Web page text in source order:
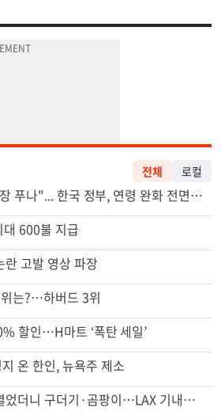
대 600불 지급
란 고발 영상 파장
는?…하버드 3위
할인…H마트 ‘폭탄 세일’
온 한인, 뉴욕주 제소